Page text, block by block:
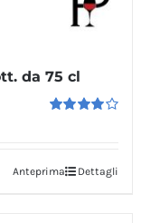
da 75 cl
Dettagli
Anteprima